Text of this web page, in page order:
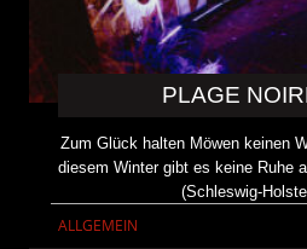
PLAGE
Zum Glück halten Möwen keinen
diesem Winter gibt es keine Ruhe
(Schleswig-
ALLGEMEIN